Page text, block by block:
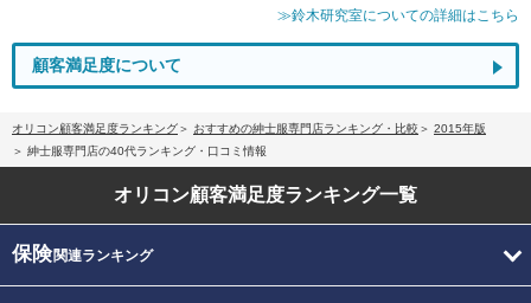
≫鈴木研究室についての詳細はこちら
顧客満足度について
オリコン顧客満足度ランキング おすすめの紳士服専門店ランキング・比較
2015年版
紳士服専門店の40代ランキング・口コミ情報
オリコン顧客満足度ランキング一覧
保険関連ランキング